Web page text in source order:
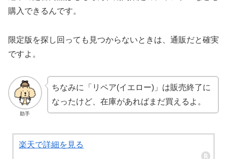
購入できるんです。
限定版を探し回っても見つからないときは、通販だと確実
ですよ。
助手
ちなみに「リペア(イエロー)」は販売終了に
なったけど、在庫があればまだ買えるよ。
楽天で詳細を見る